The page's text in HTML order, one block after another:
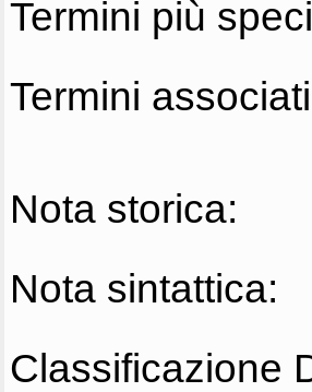
Termini più
Termini
Nota storica:
Nota sintattica:
Classificazione